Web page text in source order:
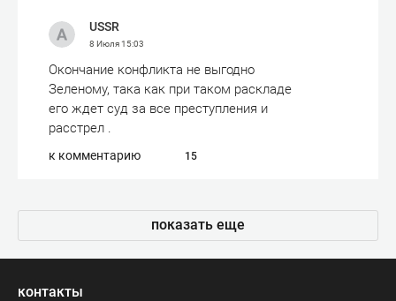
USSR
8 Июля15:03
Окончание конфликта не выгодно
Зеленому, така как при таком раскладе
его ждет суд за все преступления и
расстрел .
к комментарию 15
показать еще
контакты